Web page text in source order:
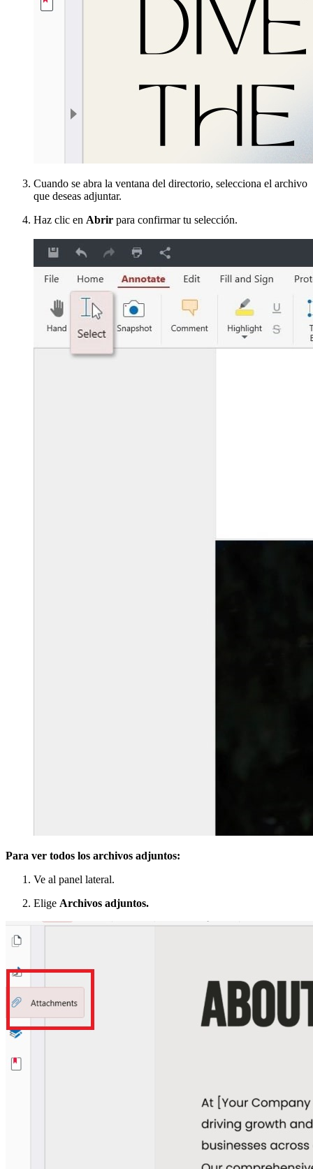
Cuando se abra la ventana del directorio, selecciona el archivo
que deseas adjuntar.
Haz clic en Abrir para confirmar tu selección.
Para ver todos los archivos adjuntos:
Ve al panel lateral.
Elige Archivos adjuntos.